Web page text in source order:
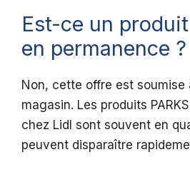
Est-ce un
en permanence ?
Non, cette offre est soumise
magasin. Les produits
chez Lidl sont souvent en
peuvent disparaître